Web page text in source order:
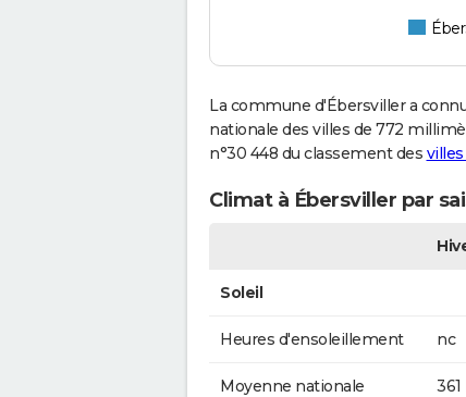
La commune d'Ébersviller a
nationale des villes de 772
n°30 448 du classement des
Climat à Ébersviller par
Soleil
Heures d'ensoleillement nc
Moyenne nationale 361